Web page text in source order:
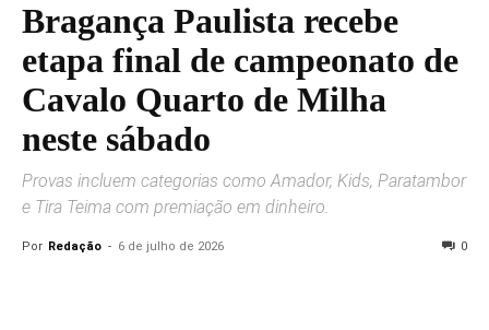
Bragança Paulista recebe
etapa final de campeonato de
Cavalo Quarto de Milha
neste sábado
Provas incluem categorias como Amador, Kids, Paratambor
e Tira Teima com premiação em dinheiro.
Por Redação - 6 de julho de 2026 0